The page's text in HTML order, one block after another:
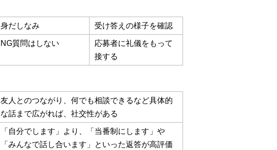
身だしなみ 受け答えの様子を確認
NG質問はしない
応募者に礼儀をもって
接する
友人とのつながり、何でも相談できるなど具体的
な話まで広がれば、社交性がある
「自分でします」より、「当番制にします」や
「みんなで話し合います」といった返答が高評価